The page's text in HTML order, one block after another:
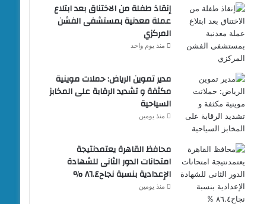
إنقاذ طفلة من الاختناق بعد ابتلاع
عملة معدنية بمستشفى الفشن
المركزي
منذ يوم واحد
مدير تموين الرياض: حملات موينية
مكثفة و تشديد الرقابة على المخابز
السياحية
منذ يومين
محافظ القاهرة يعتمدنتيجة
امتحانات الدور الثانى للشهادة
الإعدادية بنسبة نجاح٨٦.٤ %
منذ يومين